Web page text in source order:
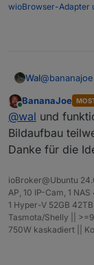
wioBrowser-Adapter
Wal@bananajoe
;-)
Online
BananaJoe
@wal und
Bildaufbau
Danke für die
ioBroker@Ubuntu
AP, 10 IP-Cam, 1
1 Hyper-V 52GB
Tasmota/Shelly ||
750W kaskadiert ||